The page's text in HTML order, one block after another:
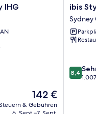
IHG
Der
Preis
beträgt
142 €
& Gebühren
ibis
Styles
Sydney
Central
Sydney
District
ibis
Sydney
8.4
von
8,4